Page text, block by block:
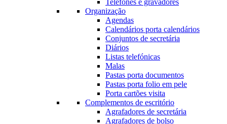
Telefones e gravadores
Organização
Agendas
Calendários porta calendários
Conjuntos de secretária
Diários
Listas telefónicas
Malas
Pastas porta documentos
Pastas porta folio em pele
Porta cartões visita
Complementos de escritório
Agrafadores de secretária
Agrafadores de bolso